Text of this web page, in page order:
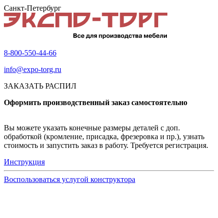
Санкт-Петербург
8-800-550-44-66
info@expo-torg.ru
ЗАКАЗАТЬ РАСПИЛ
Оформить производственный заказ самостоятельно
Вы можете указать конечные размеры деталей с доп.
обработкой (кромление, присадка, фрезеровка и пр.), узнать
стоимость и запустить заказ в работу. Требуется регистрация.
Инструкция
Воспользоваться услугой конструктора